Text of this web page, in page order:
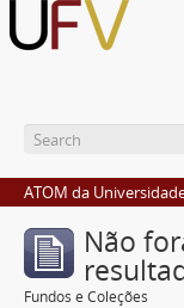
ATOM da
Não
Fundos e Coleções